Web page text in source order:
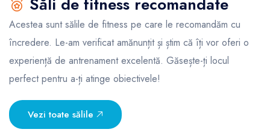
Acestea sunt sălile de fitness pe care le recomandăm cu
încredere. Le-am verificat amănunțit și știm că îți vor oferi o
experiență de antrenament excelentă. Găsește-ți locul
perfect pentru a-ți atinge obiectivele!
Vezi toate sălile